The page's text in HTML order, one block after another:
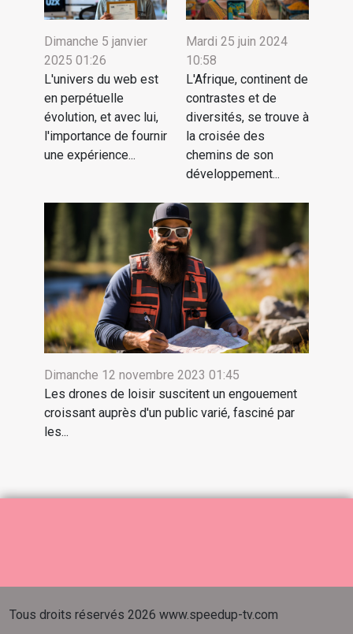
Dimanche 5 janvier
2025 01:26
L'univers du web est
en perpétuelle
évolution, et avec lui,
l'importance de fournir
une expérience...
Mardi 25 juin 2024
10:58
L'Afrique, continent de
contrastes et de
diversités, se trouve à
la croisée des
chemins de son
développement...
Dimanche 12 novembre 2023 01:45
Les drones de loisir suscitent un engouement
croissant auprès d'un public varié, fasciné par
les...
Tous droits réservés 2026 www.speedup-tv.com